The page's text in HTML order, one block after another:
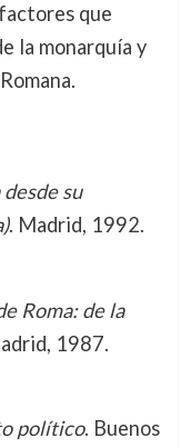
que
la monarquía y
su
. Madrid, 1992.
Roma: de la
1987.
político. Buenos